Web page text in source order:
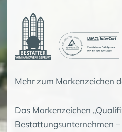
Mehr zum Markenzeichen
Das Markenzeichen
Bestattungsunternehmen